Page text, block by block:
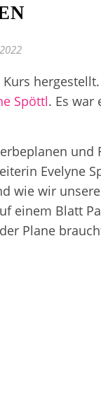
Spöttl. Es war
und
Evelyne
wie wir
einem Blatt
Plane